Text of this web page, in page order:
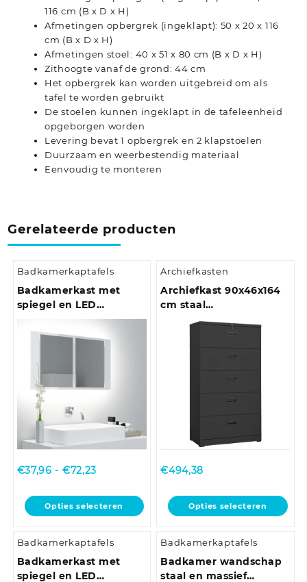
116 cm (B x D x H)
Afmetingen opbergrek (ingeklapt): 50 x 20 x 116
cm (B x D x H)
Afmetingen stoel: 40 x 51 x 80 cm (B x D x H)
Zithoogte vanaf de grond: 44 cm
Het opbergrek kan worden uitgebreid om als
tafel te worden gebruikt
De stoelen kunnen ingeklapt in de tafeleenheid
opgeborgen worden
Levering bevat 1 opbergrek en 2 klapstoelen
Duurzaam en weerbestendig materiaal
Eenvoudig te monteren
Gerelateerde producten
Badkamerkaptafels
Badkamerkast met
spiegel en LED
80x12x45 cm acryl
hoogglans wit
€37,96 - €72,23
tot
€72,23
Opties selecteren
Dit
product
meerdere
variaties.
Deze
Archiefkasten
Archiefkast 90x46x164
cm staal
antracietkleurig
€494,38
Opties selecteren
Dit
product
meerdere
variaties.
Deze
Badkamerkaptafels
Badkamerkast met
spiegel en LED
Badkamerkaptafels
Badkamer wandschap
staal en massief